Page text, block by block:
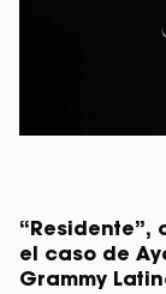
“Residente”,
el caso de
Grammy